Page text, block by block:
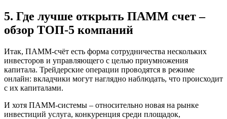
5. Где лучше открыть ПАММ счет –
обзор ТОП-5 компаний
Итак, ПАММ-счёт есть форма сотрудничества нескольких
инвесторов и управляющего с целью приумножения
капитала. Трейдерские операции проводятся в режиме
онлайн: вкладчики могут наглядно наблюдать, что происходит
с их капиталами.
И хотя ПАММ-системы – относительно новая на рынке
инвестиций услуга, конкуренция среди площадок,